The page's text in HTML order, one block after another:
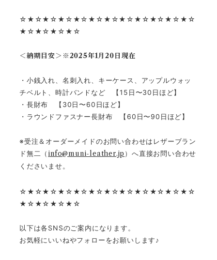
☆★☆★☆★☆★☆★☆★☆★☆★☆★☆★☆★☆
★☆★☆★☆★☆
＜納期目安＞※2025年1月20日現在
・小銭入れ、名刺入れ、キーケース、アップルウォッ
チベルト、時計バンドなど 【15日〜30日ほど】
・長財布 【30日〜60日ほど】
・ラウンドファスナー長財布 【60日〜90日ほど】
※受注＆オーダーメイドのお問い合わせはレザーブラン
ド無二（ info@muni-leather.jp ）へ直接お問い合わせ
くださいませ。
☆★☆★☆★☆★☆★☆★☆★☆★☆★☆★☆★☆
★☆★☆★☆★☆
以下は各SNSのご案内になります。
お気軽にいいねやフォローをお願いします♪